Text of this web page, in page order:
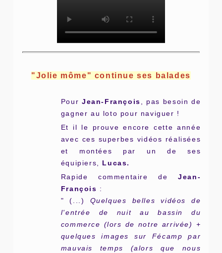
"Jolie môme" continue ses balades
Pour Jean-François, pas besoin de
gagner au loto pour naviguer !
Et il le prouve encore cette année
avec ces superbes vidéos réalisées
et montées par un de ses
équipiers, Lucas.
Rapide commentaire deJean-
François :
" (...)
Quelques belles vidéos de
l'entrée de nuit au bassin du
commerce (lors de notre arrivée) +
quelques images sur Fécamp par
mauvais temps (alors que nous